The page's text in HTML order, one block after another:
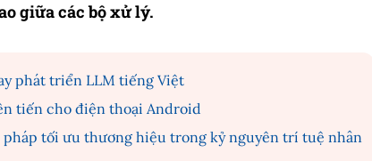
giữa các bộ xử lý.
phát triển LLM tiếng Việt
tiến cho điện thoại Android
tối ưu thương hiệu trong kỷ nguyên trí tuệ nhân